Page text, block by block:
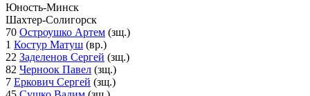
Юность-Минск
Шахтер-Солигорск
70 Остроушко Артем (зщ.)
1 Костур Матуш (вр.)
22 Заделенов Сергей (зщ.)
82 Черноок Павел (зщ.)
7 Еркович Сергей (зщ.)